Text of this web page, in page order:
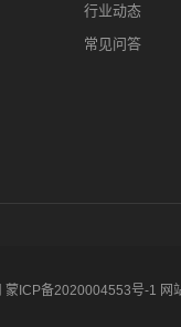
行业动态
常见问答
蒙ICP备2020004553号-1 网